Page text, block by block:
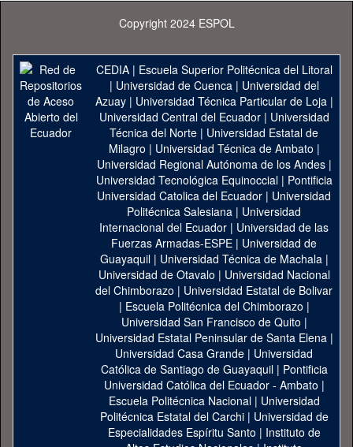
Copyright 2024 ESPOL
CEDIA| Escuela Superior Politécnica del Litoral
| Universidad de Cuenca| Universidad del
Azuay| Universidad Técnica Particular de Loja|
Universidad Central del Ecuador| Universidad
Técnica del Norte | Universidad Estatal de
Milagro | Universidad Técnica de Ambato |
Universidad Regional Autónoma de los Andes|
Universidad Tecnológica Equinoccial| Pontificia
Universidad Catolica del Ecuador | Universidad
Politécnica Salesiana | Universidad
Internacional del Ecuador | Universidad de las
Fuerzas Armadas-ESPE | Universidad de
Guayaquil| Universidad Técnica de Machala|
Universidad de Otavalo | Universidad Nacional
del Chimborazo | Universidad Estatal de Bolivar
| Escuela Politécnica del Chimborazo |
Universidad San Francisco de Quito |
Universidad Estatal Peninsular de Santa Elena|
Universidad Casa Grande | Universidad
Católica de Santiago de Guayaquil| Pontificia
Universidad Católica del Ecuador - Ambato |
Escuela Politécnica Nacional| Universidad
Politécnica Estatal del Carchi| Universidad de
Especialidades Espíritu Santo | Instituto de